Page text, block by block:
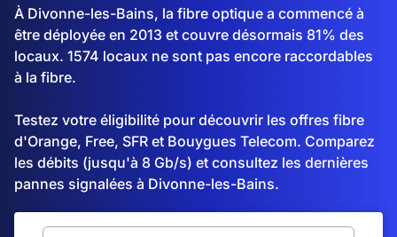
À Divonne-les-Bains, la fibre optique a commencé à
être déployée en 2013 et couvre désormais 81% des
locaux. 1574 locaux ne sont pas encore raccordables
à la fibre.
Testez votre éligibilité pour découvrir les offres fibre
d'Orange, Free, SFR et Bouygues Telecom. Comparez
les débits (jusqu'à 8 Gb/s) et consultez les dernières
pannes signalées à Divonne-les-Bains.